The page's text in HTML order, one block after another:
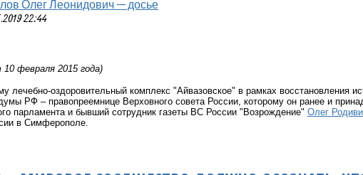
Олег Леонидович — досье
22:44
февраля 2015 года)
лечебно-оздоровительный комплекс "Айвазовское" в рамках восстановления
РФ – правопреемнице Верховного совета России, которому он ранее и
парламента и бывший сотрудник газеты ВС России "Возрождение" Олег
в Симферополе.